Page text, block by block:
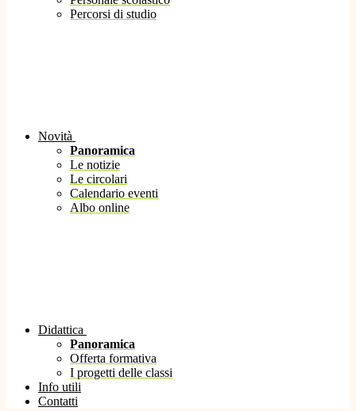
Percorsi di studio
Novità
Panoramica
Le notizie
Le circolari
Calendario eventi
Albo online
Didattica
Panoramica
Offerta formativa
I progetti delle classi
Info utili
Contatti